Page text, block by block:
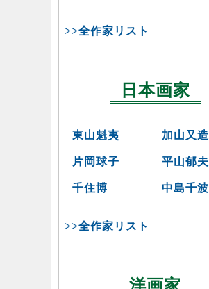
>>全作家リスト
日本画家
東山魁夷 加山又造
片岡球子 平山郁夫
千住博 中島千波
>>全作家リスト
洋画家